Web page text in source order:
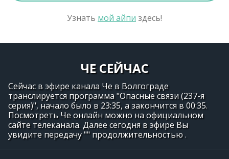
Узнать мой айпи здесь!
ЧЕ СЕЙЧАС
Сейчас в эфире канала Че в Волгограде
транслируется программа "Опасные связи (237-я
серия)", начало было в 23:35, а закончится в 00:35.
Посмотреть Че онлайн можно на официальном
сайте телеканала. Далее сегодня в эфире Вы
увидите передачу "" продолжительностью .